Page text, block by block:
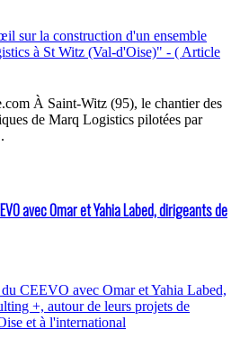
À Saint-Witz (95), le chantier des
de Marq Logistics pilotées par
avec Omar et Yahia Labed, dirigeants de